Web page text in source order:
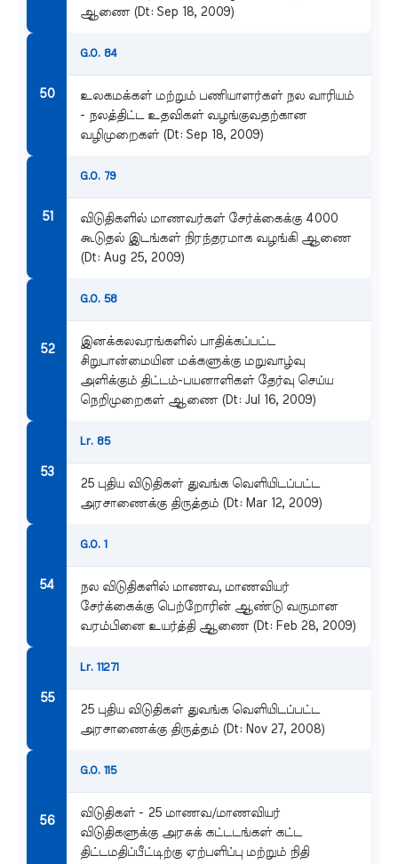
ஆணை (Dt: Sep 18, 2009)
G.O. 84
உலகமக்கள் மற்றும் பணியாளர்கள் நல வாரியம்
- நலத்திட்ட உதவிகள் வழங்குவதற்கான
வழிமுறைகள் (Dt: Sep 18, 2009)
G.O. 79
விடுதிகளில் மாணவர்கள் சேர்க்கைக்கு 4000
கூடுதல் இடங்கள் நிரந்தரமாக வழங்கி ஆணை
(Dt: Aug 25, 2009)
G.O. 58
இனக்கலவரங்களில் பாதிக்கப்பட்ட
சிறுபான்மையின மக்களுக்கு மறுவாழ்வு
அளிக்கும் திட்டம்-பயனாளிகள் தேர்வு செய்ய
நெறிமுறைகள் ஆணை (Dt: Jul 16, 2009)
Lr. 85
25 புதிய விடுதிகள் துவங்க வெளியிடப்பட்ட
அரசாணைக்கு திருத்தம் (Dt: Mar 12, 2009)
G.O. 1
நல விடுதிகளில் மாணவ, மாணவியர்
சேர்க்கைக்கு பெற்றோரின் ஆண்டு வருமான
வரம்பினை உயர்த்தி ஆணை (Dt: Feb 28, 2009)
Lr. 11271
25 புதிய விடுதிகள் துவங்க வெளியிடப்பட்ட
அரசாணைக்கு திருத்தம் (Dt: Nov 27, 2008)
G.O. 115
விடுதிகள் - 25 மாணவ/மாணவியர்
விடுதிகளுக்கு அரசுக் கட்டடங்கள் கட்ட
திட்டமதிப்பீட்டிற்கு ஏற்பளிப்பு மற்றும் நிதி